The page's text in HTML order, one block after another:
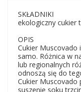
SKŁADNIKI
ekologiczny cukier
OPIS
Cukier
samo. Różnica w
lub regionalnych
odnoszą się do
Cukier Muscovado
suszenie soku